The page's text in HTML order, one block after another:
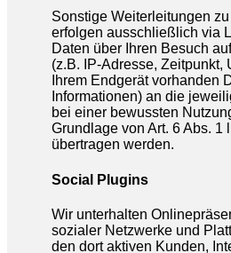
Sonstige Weiterleitungen
erfolgen ausschließlich via
Daten über Ihren Besuch
(z.B. IP-Adresse, Zeitpunkt,
Ihrem Endgerät vorhanden
Informationen) an die
bei einer bewussten
Grundlage von Art. 6 Abs. 1
übertragen werden.
Social Plugins
Wir unterhalten
sozialer Netzwerke und
den dort aktiven Kunden,